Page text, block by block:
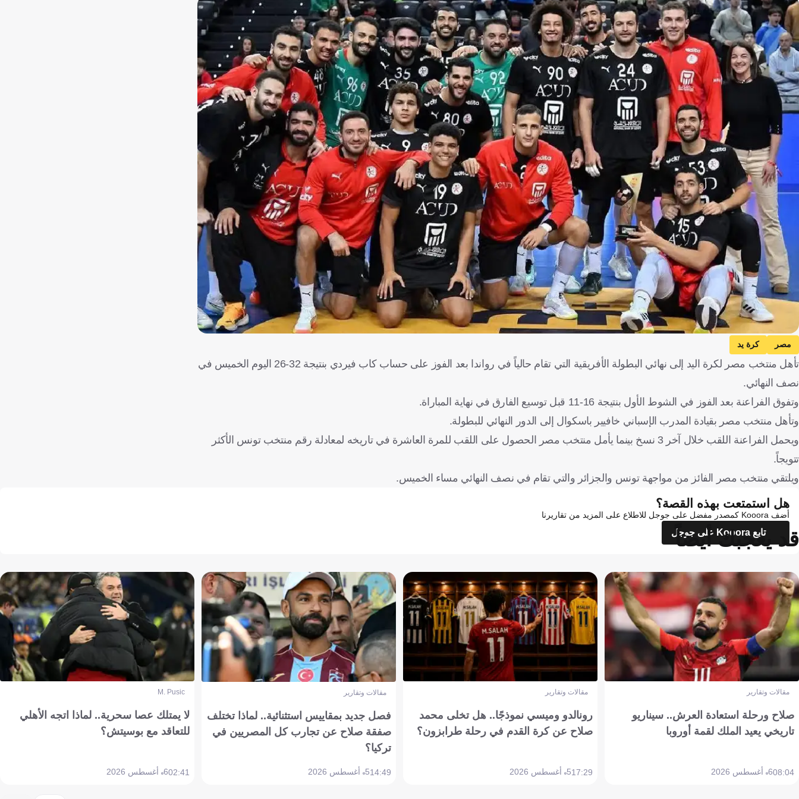
مصر كرة يد
تأهل منتخب مصر لكرة اليد إلى نهائي البطولة الأفريقية التي تقام حالياً في رواندا بعد الفوز على حساب كاب فيردي بنتيجة 32-26 اليوم الخميس في
نصف النهائي.
وتفوق الفراعنة بعد الفوز في الشوط الأول بنتيجة 16-11 قبل توسيع الفارق في نهاية المباراة.
وتأهل منتخب مصر بقيادة المدرب الإسباني خافيير باسكوال إلى الدور النهائي للبطولة.
ويحمل الفراعنة اللقب خلال آخر 3 نسخ بينما يأمل منتخب مصر الحصول على اللقب للمرة العاشرة في تاريخه لمعادلة رقم منتخب تونس الأكثر
تتويجاً.
ويلتقي منتخب مصر الفائز من مواجهة تونس والجزائر والتي تقام في نصف النهائي مساء الخميس.
هل استمتعت بهذه القصة؟
أضف Kooora كمصدر مفضل على جوجل للاطلاع على المزيد من تقاريرنا
تابع Kooora على جوجل
قد يعجبك أيضاً
مقالات وتقارير
صلاح ورحلة استعادة العرش.. سيناريو
تاريخي يعيد الملك لقمة أوروبا
08:046 أغسطس 2026
مقالات وتقارير
رونالدو وميسي نموذجًا.. هل تخلى محمد
صلاح عن كرة القدم في رحلة طرابزون؟
17:295 أغسطس 2026
مقالات وتقارير
فصل جديد بمقاييس استثنائية.. لماذا تختلف
صفقة صلاح عن تجارب كل المصريين في
تركيا؟
14:495 أغسطس 2026
M. Pusic
لا يمتلك عصا سحرية.. لماذا اتجه الأهلي
للتعاقد مع بوسيتش؟
02:416 أغسطس 2026